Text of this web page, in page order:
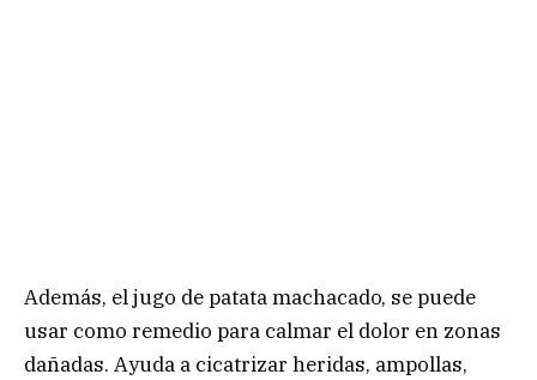
Además, el jugo de patata machacado, se puede
usar como remedio para calmar el dolor en zonas
dañadas. Ayuda a cicatrizar heridas, ampollas,